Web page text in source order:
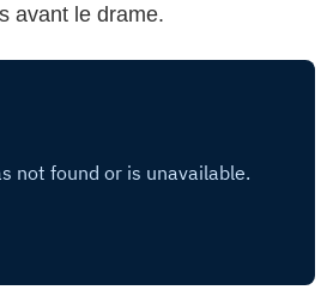
avant le drame.